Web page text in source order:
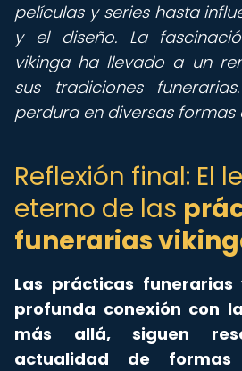
películas y series hasta
y el diseño. La
vikinga ha llevado a un
sus tradiciones funerarias.
perdura en diversas formas
Reflexión final: El
eterno de las
funerarias
Las prácticas funerarias
profunda conexión con
más allá, siguen
actualidad de formas